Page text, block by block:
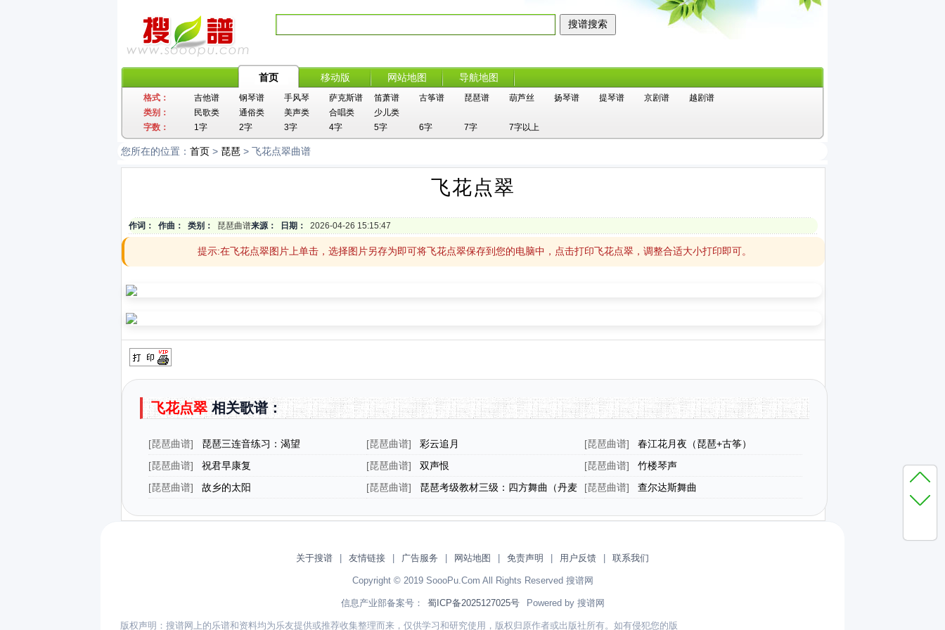
首页 移动版 网站地图 导航地图
格式： 吉他谱 钢琴谱 手风琴 萨克斯谱 笛萧谱 古筝谱 琵琶谱 葫芦丝 扬琴谱 提琴谱 京剧谱
越剧谱
类别：
民歌类 通俗类 美声类 合唱类
少儿类
字数：
1字 2字 3字 4字 5字 6字 7字 7字以上
您所在的位置： 首页 > 琵琶 > 飞花点翠曲谱
飞花点翠
作词： 作曲： 类别： 琵琶曲谱来源： 日期： 2026-04-26 15:15:47
提示:在飞花点翠图片上单击，选择图片另存为即可将飞花点翠保存到您的电脑中，点击打印飞花点翠，调整合适大小打印即可。
飞花点翠相关歌谱：
[琵琶曲谱] 琵琶三连音练习：渴望 [琵琶曲谱] 彩云追月 [琵琶曲谱]
春江花月夜（琵琶+古筝）
[琵琶曲谱] 祝君早康复 [琵琶曲谱] 双声恨 [琵琶曲谱]
竹楼琴声
[琵琶曲谱] 故乡的太阳 [琵琶曲谱]
琵琶考级教材三级：四方舞曲（丹麦
[琵琶曲谱] 查尔达斯舞曲
关于搜谱 友情链接 广告服务 网站地图 免责声明 用户反馈 联系我们
Copyright © 2019 SoooPu.Com All Rights Reserved 搜谱网
信息产业部备案号： 蜀ICP备2025127025号 Powered by 搜谱网
版权声明：搜谱网上的乐谱和资料均为乐友提供或推荐收集整理而来，仅供学习和研究使用，版权归原作者或出版社所有。如有侵犯您的版